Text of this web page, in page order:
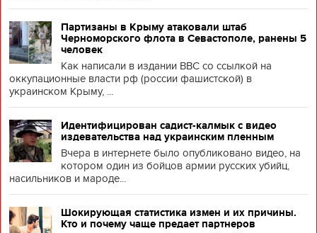
Партизаны в Крыму атаковали штаб
Черноморского флота в Севастополе, ранены 5
человек
Как написали в издании BBC со ссылкой на
оккупационные власти рф (россии фашистской) в
украинском Крыму, ...
Идентифицирован садист-калмык с видео
издевательства над украинским пленным
Вчера в интернете было опубликовано видео, на
котором один из бойцов армии русских убийц,
насильников и мароде...
Шокирующая статистика измен и их причины.
Кто и почему чаще предает партнеров